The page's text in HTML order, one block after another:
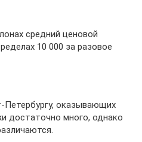
средний ценовой
10 000 за разовое
Петербургу, оказывающих
достаточно много, однако